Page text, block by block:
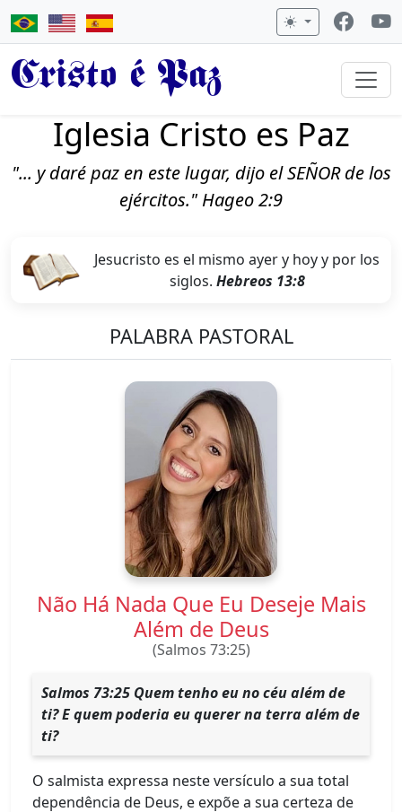
Cristo é Paz
Iglesia Cristo es Paz
"... y daré paz en este lugar, dijo el SEÑOR de los
ejércitos." Hageo 2:9
Jesucristo es el mismo ayer y hoy y por los
siglos. Hebreos 13:8
PALABRA PASTORAL
Não Há Nada Que Eu Deseje Mais
Além de Deus
(Salmos 73:25)
Salmos 73:25 Quem tenho eu no céu além de
ti? E quem poderia eu querer na terra além de
ti?
O salmista expressa neste versículo a sua total
dependência de Deus, e expõe a sua certeza de